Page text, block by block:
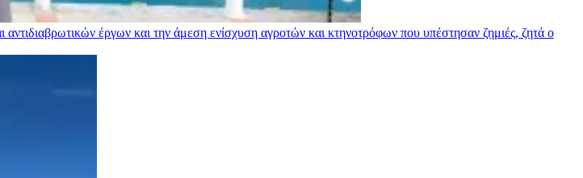
έργων και την άμεση ενίσχυση αγροτών και κτηνοτρόφων που υπέστησαν ζημιές, ζητά ο